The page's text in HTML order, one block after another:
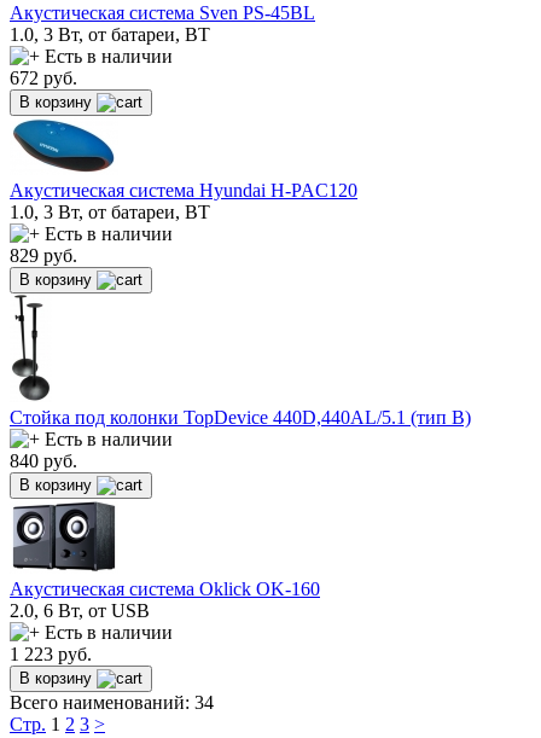
Акустическая система Sven PS-45BL
1.0, 3 Вт, от батареи, BT
Есть в наличии
672 руб.
В корзину
Акустическая система Hyundai H-PAC120
1.0, 3 Вт, от батареи, BT
Есть в наличии
829 руб.
В корзину
Стойка под колонки TopDevice 440D,440AL/5.1 (тип B)
Есть в наличии
840 руб.
В корзину
Акустическая система Oklick OK-160
2.0, 6 Вт, от USB
Есть в наличии
1 223 руб.
В корзину
Всего наименований: 34
Стр. 1 2 3 >